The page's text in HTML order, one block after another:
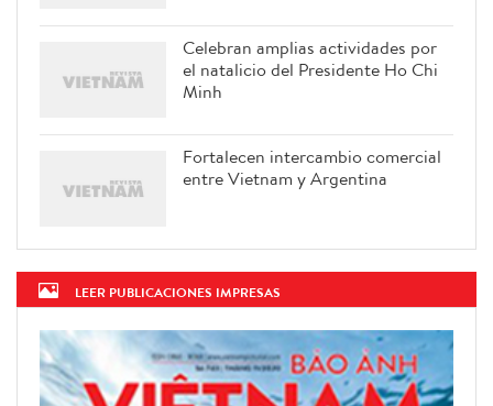
Celebran amplias actividades por
el natalicio del Presidente Ho Chi
Minh
Fortalecen intercambio comercial
entre Vietnam y Argentina
LEER PUBLICACIONES IMPRESAS